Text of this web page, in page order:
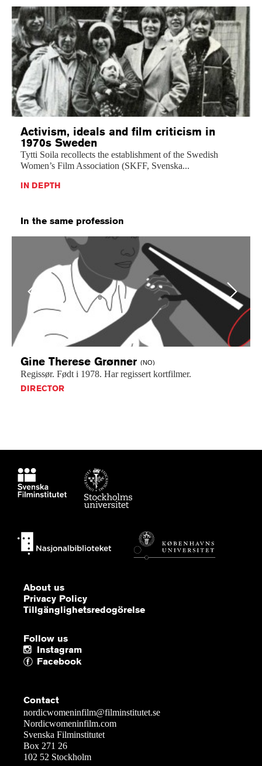
Activism, ideals and film criticism in
1970s Sweden
Tytti Soila recollects the establishment of the Swedish
Women’s Film Association (SKFF, Svenska...
IN DEPTH
In the same profession
Previous
Gine Therese Grønner (NO)
Regissør. Født i 1978. Har regissert kortfilmer.
DIRECTOR
Next
About us
Privacy Policy
Tillgänglighetsredogörelse
Follow us
Instagram
Facebook
Contact
nordicwomeninfilm@filminstitutet.se
Nordicwomeninfilm.com
Svenska Filminstitutet
Box 271 26
102 52 Stockholm